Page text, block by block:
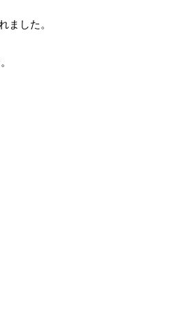
ました。